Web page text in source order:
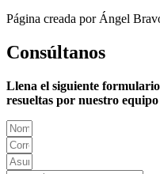
Página creada por Ángel
Consúltanos
Llena el siguiente
resueltas por nuestro equipo